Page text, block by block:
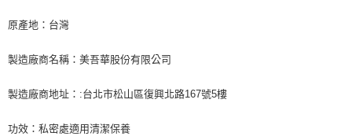
原產地：台灣
製造廠商名稱：美吾華股份有限公司
製造廠商地址：:台北市松山區復興北路167號5樓
功效：私密處適用清潔保養